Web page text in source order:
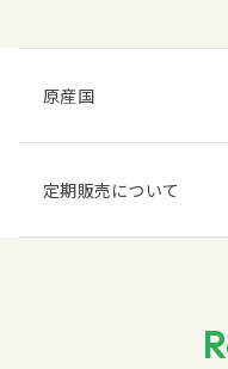
原産国
定期販売について